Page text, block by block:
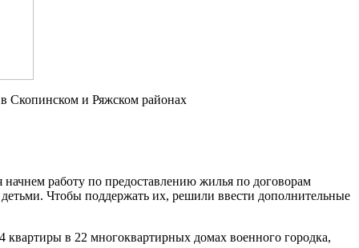
в Скопинском и Ряжском районах
работу по предоставлению жилья по договорам
Чтобы поддержать их, решили ввести дополнительные
в 22 многоквартирных домах военного городка,